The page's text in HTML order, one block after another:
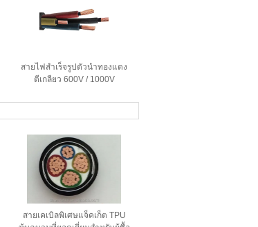
สายไฟสำเร็จรูปตัวนำทองแดง
ตีเกลียว 600V / 1000V
สายเคเบิลพิเศษแจ็คเก็ต TPU